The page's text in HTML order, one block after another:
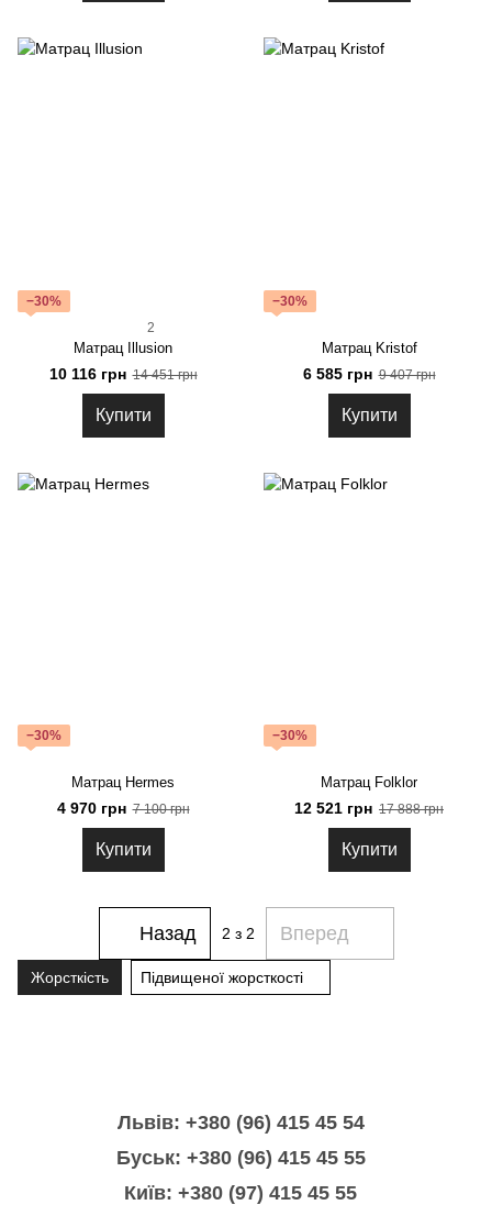
−30%
2
Матрац Illusion
10 116 грн 14 451 грн
Купити
−30%
Матрац Kristof
6 585 грн 9 407 грн
Купити
−30%
Матрац Hermes
4 970 грн 7 100 грн
Купити
−30%
Матрац Folklor
12 521 грн 17 888 грн
Купити
Назад 2 з 2 Вперед
Жорсткість Підвищеної жорсткості
Львів: +380 (96) 415 45 54
Буськ: +380 (96) 415 45 55
Київ: +380 (97) 415 45 55